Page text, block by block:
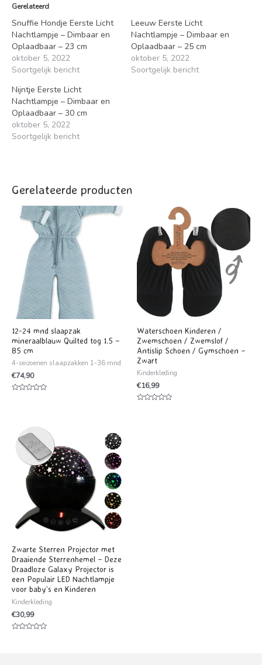
Gerelateerd
Snuffie Hondje Eerste Licht
Nachtlampje – Dimbaar en
Oplaadbaar – 23 cm
oktober 5, 2022
Soortgelijk bericht
Leeuw Eerste Licht
Nachtlampje – Dimbaar en
Oplaadbaar – 25 cm
oktober 5, 2022
Soortgelijk bericht
Nijntje Eerste Licht
Nachtlampje – Dimbaar en
Oplaadbaar – 30 cm
oktober 5, 2022
Soortgelijk bericht
Gerelateerde producten
12-24 mnd slaapzak
mineraalblauw Quilted tog 1.5 –
85 cm
4-seizoenen slaapzakken 1-36 mnd
€74,90
Waterschoen Kinderen /
Zwemschoen / Zwemslof /
Antislip Schoen / Gymschoen –
Zwart
Kinderkleding
€16,99
Zwarte Sterren Projector met
Draaiende Sterrenhemel – Deze
Draadloze Galaxy Projector is
een Populair LED Nachtlampje
voor baby’s en Kinderen
Kinderkleding
€30,99